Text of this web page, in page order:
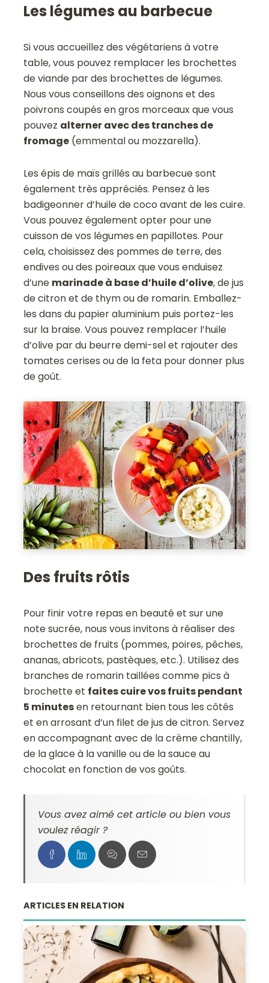
Les légumes au barbecue
Si vous accueillez des végétariens à votre
table, vous pouvez remplacer les brochettes
de viande par des brochettes de légumes.
Nous vous conseillons des oignons et des
poivrons coupés en gros morceaux que vous
pouvez alterner avec des tranches de
fromage (emmental ou mozzarella).
Les épis de maïs grillés au barbecue sont
également très appréciés. Pensez à les
badigeonner d’huile de coco avant de les cuire.
Vous pouvez également opter pour une
cuisson de vos légumes en papillotes. Pour
cela, choisissez des pommes de terre, des
endives ou des poireaux que vous enduisez
d’une marinade à base d’huile d’olive, de jus
de citron et de thym ou de romarin. Emballez-
les dans du papier aluminium puis portez-les
sur la braise. Vous pouvez remplacer l’huile
d’olive par du beurre demi-sel et rajouter des
tomates cerises ou de la feta pour donner plus
de goût.
Des fruits rôtis
Pour finir votre repas en beauté et sur une
note sucrée, nous vous invitons à réaliser des
brochettes de fruits (pommes, poires, pêches,
ananas, abricots, pastèques, etc.). Utilisez des
branches de romarin taillées comme pics à
brochette et faites cuire vos fruits pendant
5 minutesen retournant bien tous les côtés
et en arrosant d’un filet de jus de citron. Servez
en accompagnant avec de la crème chantilly,
de la glace à la vanille ou de la sauce au
chocolat en fonction de vos goûts.
Vous avez aimé cet article ou bien vous
voulez réagir ?
ARTICLES EN RELATION